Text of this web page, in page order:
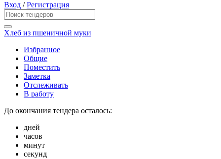
Вход /Регистрация
Хлеб из пшеничной муки
Избранное
Общие
Поместить
Заметка
Отслеживать
В работу
До окончания тендера осталось:
дней
часов
минут
секунд